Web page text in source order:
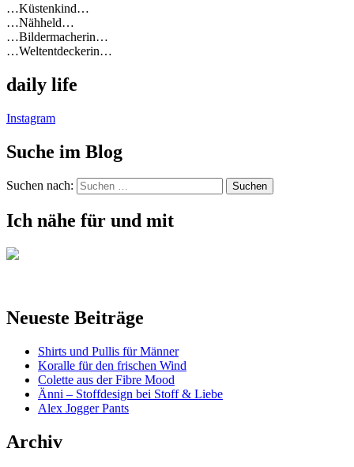
…Küstenkind…
…Nähheld…
…Bildermacherin…
…Weltentdeckerin…
daily life
Instagram
Suche im Blog
Suchen nach:
Ich nähe für und mit
Neueste Beiträge
Shirts und Pullis für Männer
Koralle für den frischen Wind
Colette aus der Fibre Mood
Änni – Stoffdesign bei Stoff & Liebe
Alex Jogger Pants
Archiv